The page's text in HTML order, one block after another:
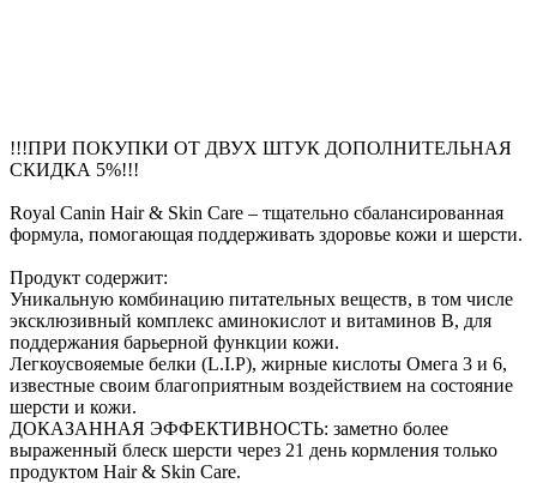
!!!ПРИ ПОКУПКИ ОТ ДВУХ ШТУК ДОПОЛНИТЕЛЬНАЯ
СКИДКА 5%!!!
Royal Canin Hair & Skin Care – тщательно сбалансированная
формула, помогающая поддерживать здоровье кожи и шерсти.
Продукт содержит:
Уникальную комбинацию питательных веществ, в том числе
эксклюзивный комплекс аминокислот и витаминов B, для
поддержания барьерной функции кожи.
Легкоусвояемые белки (L.I.P), жирные кислоты Омега 3 и 6,
известные своим благоприятным воздействием на состояние
шерсти и кожи.
ДОКАЗАННАЯ ЭФФЕКТИВНОСТЬ: заметно более
выраженный блеск шерсти через 21 день кормления только
продуктом Hair & Skin Care.